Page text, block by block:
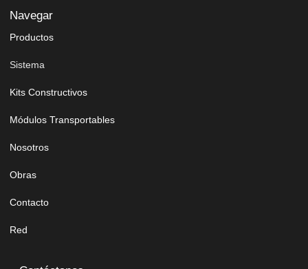
Navegar
Productos
Sistema
Kits Constructivos
Módulos Transportables
Nosotros
Obras
Contacto
Red